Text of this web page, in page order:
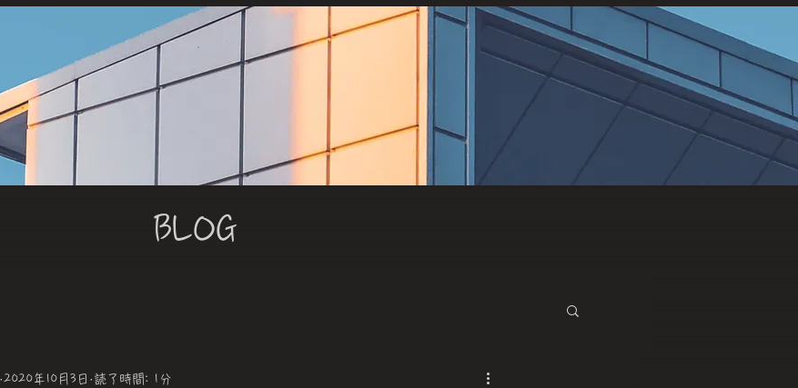
PROJECTS MEDIA
問い合わせ
BLOG
2020年10月3日 読了時間: 1分